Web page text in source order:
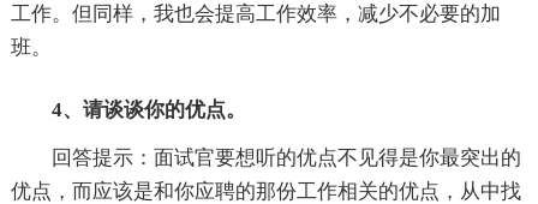
工作。但同样，我也会提高工作效率，减少不必要的加
班。
4、请谈谈你的优点。
回答提示：面试官要想听的优点不见得是你最突出的
优点，而应该是和你应聘的那份工作相关的优点，从中找